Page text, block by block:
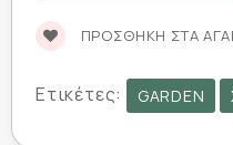
ΠΡΟΣΘΉΚΗ ΣΤΑ
Ετικέτες: GARDEN